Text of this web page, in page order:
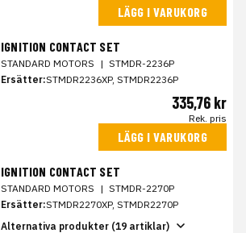
LÄGG I VARUKORG
IGNITION CONTACT SET
STANDARD MOTORS | STMDR-2236P
Ersätter:STMDR2236XP, STMDR2236P
335,76 kr
Rek. pris
LÄGG I VARUKORG
IGNITION CONTACT SET
STANDARD MOTORS | STMDR-2270P
Ersätter:STMDR2270XP, STMDR2270P
Alternativa produkter (19 artiklar)